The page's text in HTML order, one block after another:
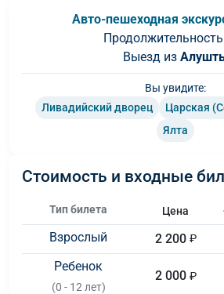
Авто-пешеходная
Выезд из
Вы увидите:
Ливадийский дворец
Царская
Ялта
Стоимость и входные
Тип билета Цена
Взрослый 2 200 ₽
Ребенок
(0 - 12 лет)
2 000 ₽